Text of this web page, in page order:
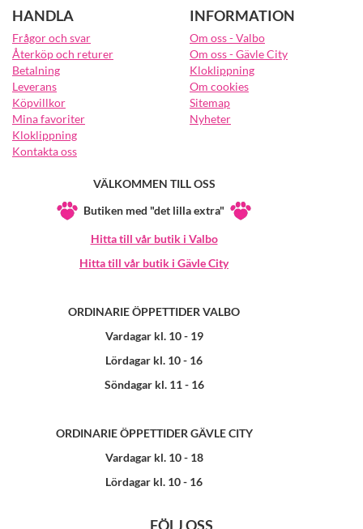
HANDLA
Frågor och svar
Återköp och returer
Betalning
Leverans
Köpvillkor
Mina favoriter
Kloklippning
Kontakta oss
INFORMATION
Om oss - Valbo
Om oss - Gävle City
Kloklippning
Om cookies
Sitemap
Nyheter
VÄLKOMMEN TILL OSS
Butiken med "det lilla extra"
Hitta till vår butik i Valbo
Hitta till vår butik i Gävle City
ORDINARIE ÖPPETTIDER VALBO
Vardagar kl. 10 - 19
Lördagar kl. 10 - 16
Söndagar kl. 11 - 16
ORDINARIE ÖPPETTIDER GÄVLE CITY
Vardagar kl. 10 - 18
Lördagar kl. 10 - 16
FÖLJ OSS